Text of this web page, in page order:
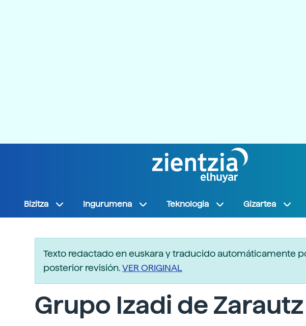
Bizitza Ingurumena Teknologia Gizartea
Texto redactado en euskara y traducido automáticamente
posterior revisión.VER ORIGINAL
Grupo Izadi de Zarautz